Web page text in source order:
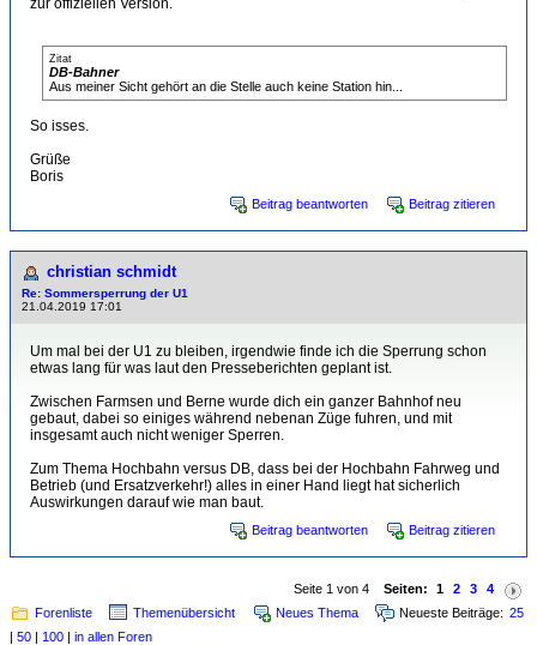
zur offiziellen Version.
Zitat
DB-Bahner
Aus meiner Sicht gehört an die Stelle auch keine Station hin...
So isses.
Grüße
Boris
Beitrag beantworten Beitrag zitieren
christian schmidt
Re: Sommersperrung der U1
21.04.2019 17:01
Um mal bei der U1 zu bleiben, irgendwie finde ich die Sperrung schon
etwas lang für was laut den Presseberichten geplant ist.
Zwischen Farmsen und Berne wurde dich ein ganzer Bahnhof neu
gebaut, dabei so einiges während nebenan Züge fuhren, und mit
insgesamt auch nicht weniger Sperren.
Zum Thema Hochbahn versus DB, dass bei der Hochbahn Fahrweg und
Betrieb (und Ersatzverkehr!) alles in einer Hand liegt hat sicherlich
Auswirkungen darauf wie man baut.
Beitrag beantworten Beitrag zitieren
Seite 1 von 4 Seiten: 1 2 3
4
Forenliste
Themenübersicht Neues Thema Neueste Beiträge: 25
| 50 | 100 | in allen Foren